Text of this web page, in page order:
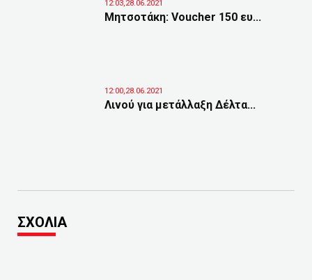
12:03,28.06.2021
Μητσοτάκη: Voucher 150 ευ...
12:00,28.06.2021
Λινού για μετάλλαξη Δέλτα...
ΣΧΟΛΙΑ